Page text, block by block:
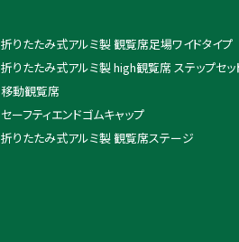
折りたたみ式アルミ製 観覧席足場ワイドタイプ
折りたたみ式アルミ製 high観覧席 ステップセッ
移動観覧席
セーフティエンドゴムキャップ
折りたたみ式アルミ製 観覧席ステージ